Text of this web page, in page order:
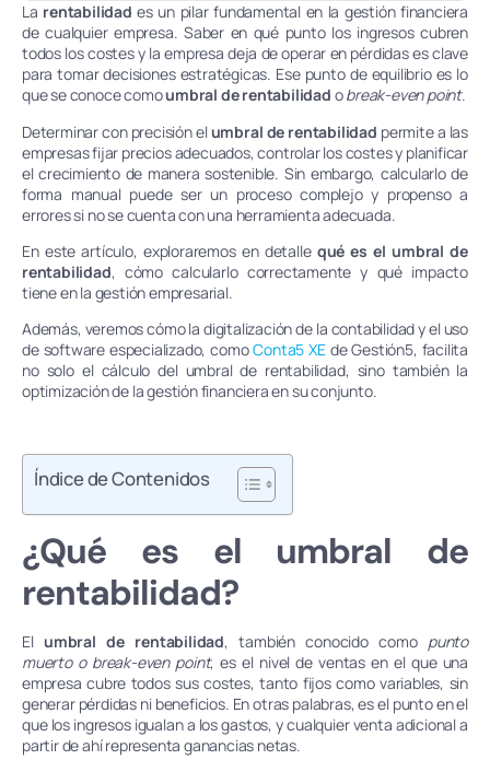
La rentabilidad es un pilar fundamental en la gestión financiera
de cualquier empresa. Saber en qué punto los ingresos cubren
todos los costes y la empresa deja de operar en pérdidas es clave
para tomar decisiones estratégicas. Ese punto de equilibrio es lo
que se conoce comoumbral de rentabilidad obreak-even point.
Determinar con precisión elumbral de rentabilidad permite a las
empresas fijar precios adecuados, controlar los costes y planificar
el crecimiento de manera sostenible. Sin embargo, calcularlo de
forma manual puede ser un proceso complejo y propenso a
errores si no se cuenta con una herramienta adecuada.
En este artículo, exploraremos en detalle qué es el umbral de
rentabilidad, cómo calcularlo correctamente y qué impacto
tiene en la gestión empresarial.
Además, veremos cómo la digitalización de la contabilidad y el uso
de software especializado, comoConta5 XEde Gestión5, facilita
no solo el cálculo del umbral de rentabilidad, sino también la
optimización de la gestión financiera en su conjunto.
Índice de Contenidos
¿Qué es el umbral de
rentabilidad?
Elumbral de rentabilidad, también conocido como punto
muerto o break-even point, es el nivel de ventas en el que una
empresa cubre todos sus costes, tanto fijos como variables, sin
generar pérdidas ni beneficios. En otras palabras, es el punto en el
que los ingresos igualan a los gastos, y cualquier venta adicional a
partir de ahí representa ganancias netas.